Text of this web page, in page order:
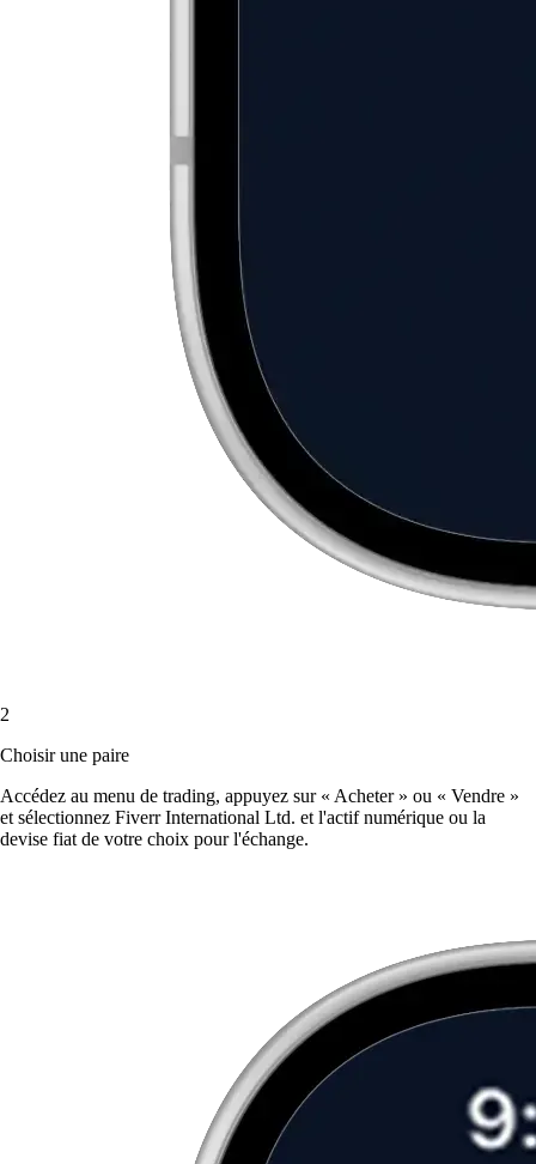
2
Choisir une paire
Accédez au menu de trading, appuyez sur « Acheter » ou « Vendre »
et sélectionnez Fiverr International Ltd. et l'actif numérique ou la
devise fiat de votre choix pour l'échange.